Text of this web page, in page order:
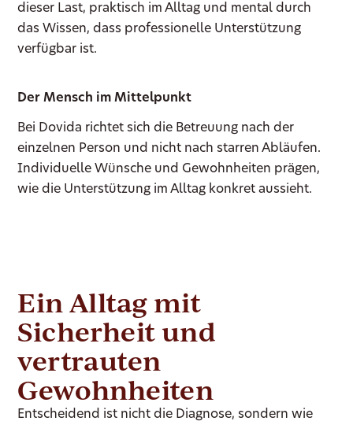
dieser Last, praktisch im Alltag und mental durch
das Wissen, dass professionelle Unterstützung
verfügbar ist.
Der Mensch im Mittelpunkt
Bei Dovida richtet sich die Betreuung nach der
einzelnen Person und nicht nach starren Abläufen.
Individuelle Wünsche und Gewohnheiten prägen,
wie die Unterstützung im Alltag konkret aussieht.
Ein Alltag mit
Sicherheit und
vertrauten
Gewohnheiten
Entscheidend ist nicht die Diagnose, sondern wie